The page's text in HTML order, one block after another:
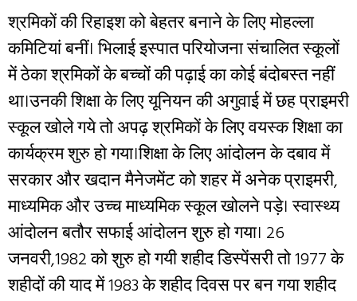
श्रमिकों की रिहाइश को बेहतर बनाने के लिए मोहल्ला
कमिटियां बनीं। भिलाई इस्पात परियोजना संचालित स्कूलों
में ठेका श्रमिकों के बच्चों की पढ़ाई का कोई बंदोबस्त नहीं
था।उनकी शिक्षा के लिए यूनियन की अगुवाई में छह प्राइमरी
स्कूल खोले गये तो अपढ़ श्रमिकों के लिए वयस्क शिक्षा का
कार्यक्रम शुरु हो गया।शिक्षा के लिए आंदोलन के दबाव में
सरकार और खदान मैनेजमेंट को शहर में अनेक प्राइमरी,
माध्यमिक और उच्च माध्यमिक स्कूल खोलने पड़े। स्वास्थ्य
आंदोलन बतौर सफाई आंदोलन शुरु हो गया। 26
जनवरी,1982 को शुरु हो गयी शहीद डिस्पेंसरी तो 1977 के
शहीदों की याद में 1983 के शहीद दिवस पर बन गया शहीद